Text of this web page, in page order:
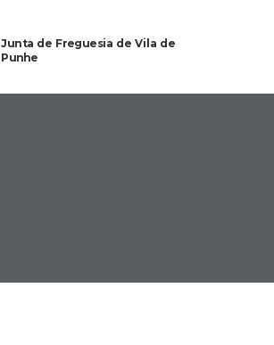
Junta de Freguesia de Vila de
Punhe